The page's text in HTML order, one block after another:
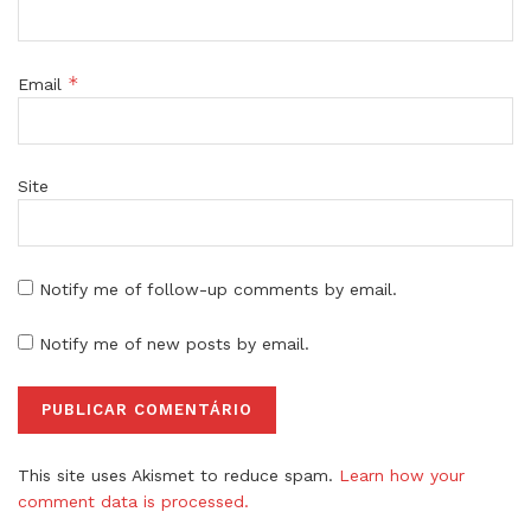
Email *
Site
Notify me of follow-up comments by email.
Notify me of new posts by email.
This site uses Akismet to reduce spam. Learn how your
comment data is processed.